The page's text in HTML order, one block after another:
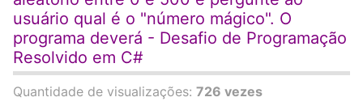
usuário qual é o "número mágico". O
programa deverá - Desafio de Programação
Resolvido em C#
Quantidade de visualizações: 726 vezes